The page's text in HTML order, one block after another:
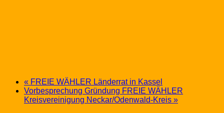
« FREIE WÄHLER Länderrat in Kassel
Vorbesprechung Gründung FREIE WÄHLER
Kreisvereinigung Neckar/Odenwald-Kreis »